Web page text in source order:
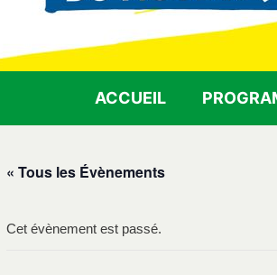
ACCUEIL
« Tous les Évènements
Cet évènement est passé.